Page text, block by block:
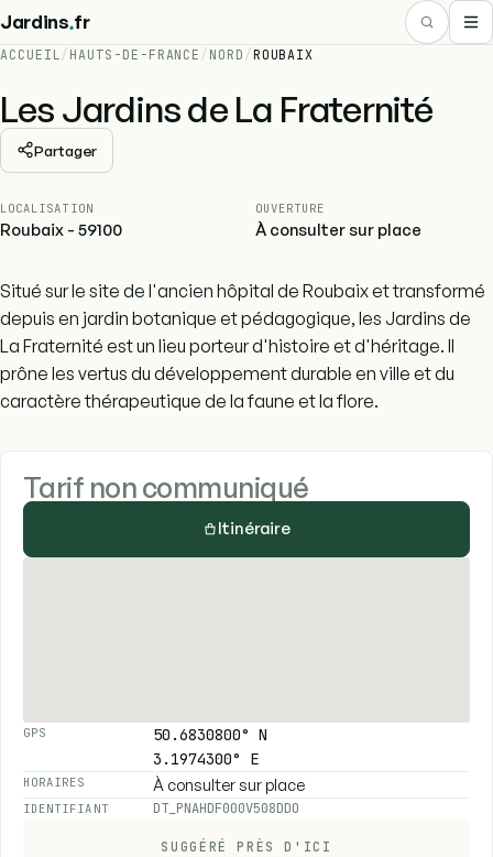
Jardins.fr
ACCUEIL/ HAUTS-DE-FRANCE / NORD / ROUBAIX
Les Jardins de La Fraternité
Partager
LOCALISATION
Roubaix - 59100
OUVERTURE
À consulter sur place
Situé sur le site de l'ancien hôpital de Roubaix et transformé
depuis en jardin botanique et pédagogique, les Jardins de
La Fraternité est un lieu porteur d'histoire et d'héritage. Il
prône les vertus du développement durable en ville et du
caractère thérapeutique de la faune et la flore.
Tarif non communiqué
Itinéraire
GPS
50.6830800° N
3.1974300° E
HORAIRES À consulter sur place
IDENTIFIANT DT_PNAHDF000V508DDO
SUGGÉRÉ PRÈS D'ICI